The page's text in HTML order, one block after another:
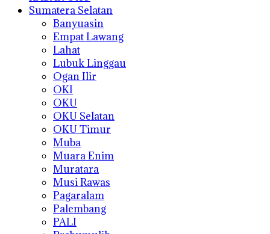
Sumatera Selatan
Banyuasin
Empat Lawang
Lahat
Lubuk Linggau
Ogan Ilir
OKI
OKU
OKU Selatan
OKU Timur
Muba
Muara Enim
Muratara
Musi Rawas
Pagaralam
Palembang
PALI